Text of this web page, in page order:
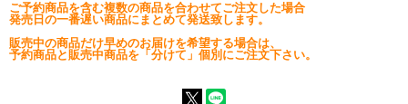
ご予約商品を含む複数の商品を合わせてご注文した場合
発売日の一番遅い商品にまとめて発送致します。
販売中の商品だけ早めのお届けを希望する場合は、
予約商品と販売中商品を「分けて」個別にご注文下さい。